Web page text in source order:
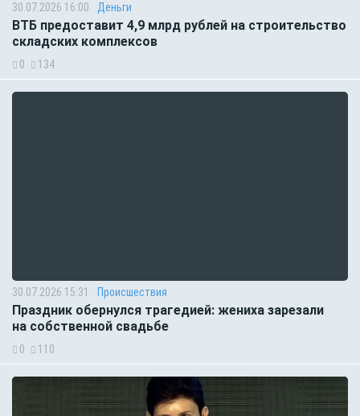
30.07.2026 16:00 Деньги
ВТБ предоставит 4,9 млрд рублей на строительство
складских комплексов
0 134
30.07.2026 15:31 Происшествия
Праздник обернулся трагедией: жениха зарезали
на собственной свадьбе
0 110